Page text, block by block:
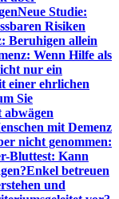
Neue Studie:
Risiken
Beruhigen allein
Wenn Hilfe als
nur ein
einer ehrlichen
Sie
abwägen
mit Demenz
nicht genommen:
Bluttest: Kann
Enkel betreuen
und